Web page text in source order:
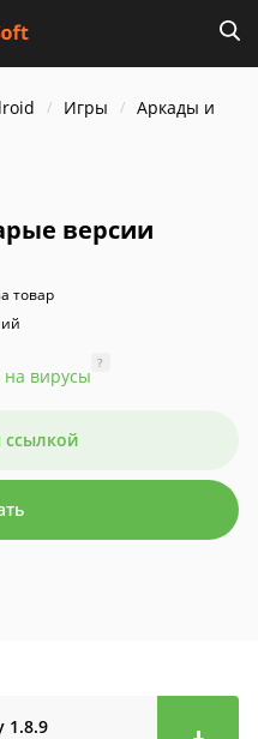
Игры
Аркады и
версии
товар
вирусы
?
ссылкой
1.8.9